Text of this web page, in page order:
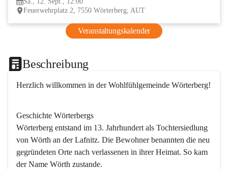
Feuerwehrplatz 2, 7550 Wörterberg, AUT
Veranstaltungskalender
Beschreibung
Herzlich willkommen in der Wohlfühlgemeinde Wörterberg!
Geschichte Wörterbergs
Wörterberg entstand im 13. Jahrhundert als Tochtersiedlung
von Wörth an der Lafnitz. Die Bewohner benannten die neu
gegründeten Orte nach verlassenen in ihrer Heimat. So kam
der Name Wörth zustande.